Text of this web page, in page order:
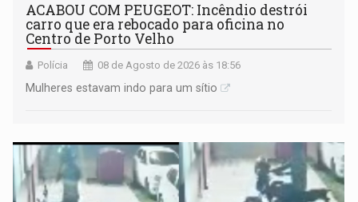
ACABOU COM PEUGEOT: Incêndio destrói
carro que era rebocado para oficina no
Centro de Porto Velho
Polícia 08 de Agosto de 2026 às 18:56
Mulheres estavam indo para um sítio